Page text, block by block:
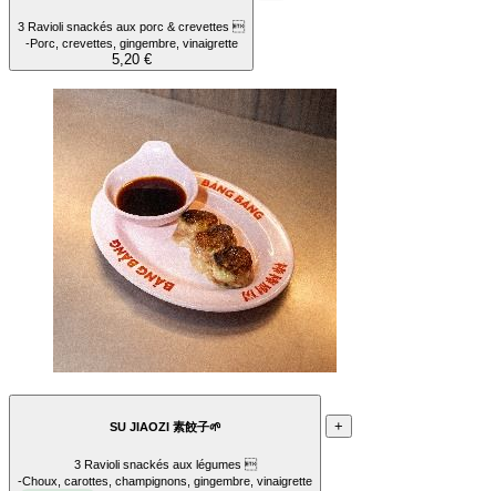
3 Ravioli snackés aux porc & crevettes 
-Porc, crevettes, gingembre, vinaigrette
5,20 €
SU JIAOZI 素餃子🌱
3 Ravioli snackés aux légumes 
-Choux, carottes, champignons, gingembre, vinaigrette
+